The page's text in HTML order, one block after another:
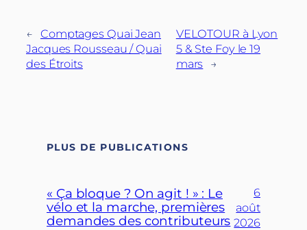
←
Comptages Quai Jean
Jacques Rousseau / Quai
des Étroits
VELOTOUR à Lyon
5 & Ste Foy le 19
mars →
PLUS DE PUBLICATIONS
« Ça bloque ? On agit ! » : Le
vélo et la marche, premières
demandes des contributeurs
6
août
2026